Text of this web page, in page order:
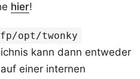
hier!
opt/twonky
kann dann entweder
einer internen